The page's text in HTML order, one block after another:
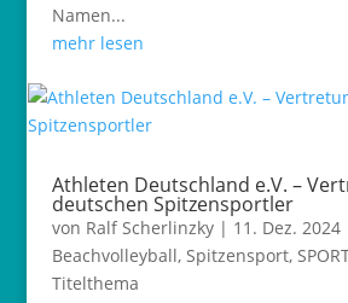
Namen...
mehr lesen
Athleten Deutschland e.V. –
deutschen Spitzensportler
von Ralf Scherlinzky| 11. Dez. 2024
Beachvolleyball, Spitzensport,
Titelthema